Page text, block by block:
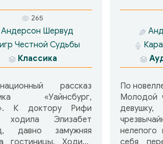
265
Андерсон Шервуд
Честной Судьбы
Классика
рассказ
«Уайнсбург,
К доктору Рифи
ходила Элизабет
давно замужняя
По
Молодой
нелепого